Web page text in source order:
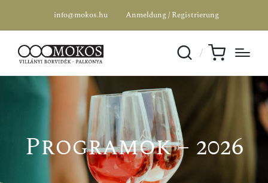
info@mokos.hu Anmeldung / Registrierung
Programok – 2026